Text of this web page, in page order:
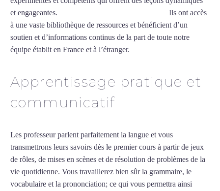
et engageantes.
Ils ont accès
à une vaste bibliothèque de ressources et bénéficient d’un
soutien et d’informations continus de la part de toute notre
équipe établit en France et à l’étranger.
Apprentissage pratique et
communicatif
Les professeur parlent parfaitement la langue et vous
transmettrons leurs savoirs dès le premier cours à partir de jeux
de rôles, de mises en scènes et de résolution de problèmes de la
vie quotidienne. Vous travaillerez bien sûr la grammaire, le
vocabulaire et la prononciation; ce qui vous permettra ainsi